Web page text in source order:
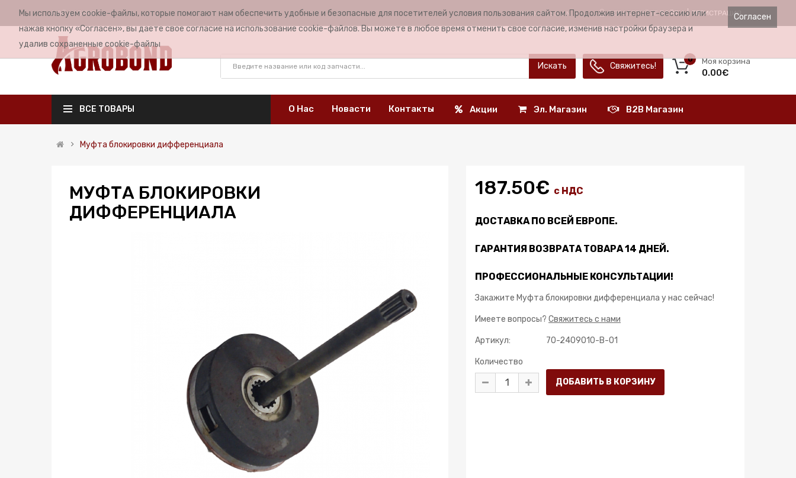
МОЙ КАБИНЕТ ЯЗЫК RUSSIAN ЗДРАСТВУЙТЕ ВОЙТИ РЕГИСТРАЦИЯ
Искать Моя корзина
0
0.00€
Свяжитесь!
ВСЕ ТОВАРЫ О Нас Новасти Контакты Акции Эл. Магазин B2B Магазин
Муфта блокировки дифференциала
МУФТА БЛОКИРОВКИ
ДИФФЕРЕНЦИАЛА
187.50€ с НДС
ДОСТАВКА ПО ВСЕЙ ЕВРОПЕ.
ГАРАНТИЯ ВОЗВРАТА ТОВАРА 14 ДНЕЙ.
ПРОФЕССИОНАЛЬНЫЕ КОНСУЛЬТАЦИИ!
Закажите Муфта блокировки дифференциала у нас сейчас!
Имеете вопросы? Свяжитесь с нами
Артикул: 70-2409010-B-01
Количество
Согласен
Мы используем cookie-файлы, которые помогают нам обеспечить удобные и безопасные для посетителей условия пользования сайтом. Продолжив интернет-сессию или
нажав кнопку «Согласен», вы даете свое согласие на использование cookie-файлов. Вы можете в любое время отменить свое согласие, изменив настройки браузера и
удалив сохраненные cookie-файлы